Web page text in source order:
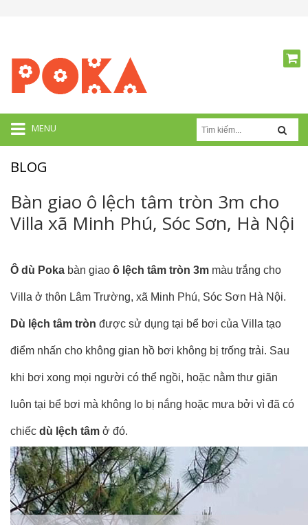
MENU
BLOG
Bàn giao ô lệch tâm tròn 3m cho
Villa xã Minh Phú, Sóc Sơn, Hà Nội
Ô dù Poka bàn giao ô lệch tâm tròn 3m màu trắng cho
Villa ở thôn Lâm Trường, xã Minh Phú, Sóc Sơn Hà Nội.
Dù lệch tâm tròn được sử dụng tại bể bơi của Villa tạo
điểm nhấn cho không gian hồ bơi không bị trống trải. Sau
khi bơi xong mọi người có thể ngồi, hoặc nằm thư giãn
luôn tại bể bơi mà không lo bị nắng hoặc mưa bởi vì đã có
chiếc dù lệch tâm ở đó.